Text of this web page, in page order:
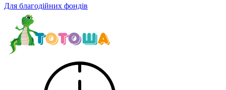
Для благодійних фондів